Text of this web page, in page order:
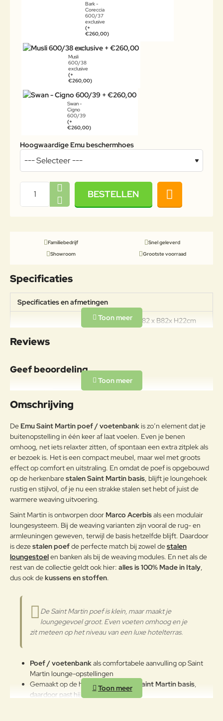
Bark -
Coreccia
600/37
exclusive
(+
€260,00)
Musli
600/38
exclusive
(+
€260,00)
Swan -
Cigno
600/39
(+
€260,00)
Hoogwaardige Emu beschermhoes
BESTELLEN
Familiebedrijf
Snel geleverd
Showroom
Grootste voorraad
Specificaties
Specificaties en afmetingen
Afmetingen: L82 x B82x H22cm
Om het product lange tijd in
uitstekende staat te houden, raden
door een grote vochtigheid of een
zeeklimaat worden gekenmerkt.
Het wordt aanbevolen om de
oppervlakken met een zachte doek
en met water of neutrale
reinigingsmiddelen te reinigen. De
langdurige en continue
temperaturen kunnen de originele
eigenschappen van de mooie
gekleurde polyestercoating
worden aangetast. We raden aan
om de producten wanneer ze
lange tijd niet gebruikt worden of
in de winter te reinigen en op een
stoel op te bergen, maak deze
gedurende de winter dan af en toe
schoon en behandel het aluminium
met autowax.
Reviews
Geef beoordeling
Uw naam:
g:
Note:HTML-code wordt niet vertaald!
Waardering:
Waarderin
g:
Slecht
Verder
Omschrijving
De Emu Saint Martin poef / voetenbankis zo’n element dat je
buitenopstelling in één keer af laat voelen. Even je benen
omhoog, net iets relaxter zitten, of spontaan een extra zitplek als
er bezoek is. Het is een compact meubel, maar wel met groots
effect op comfort en uitstraling. En omdat de poef is opgebouwd
op de herkenbarestalen Saint Martin basis, blijft je loungehoek
rustig en stijlvol, of je nu een strakke stalen set hebt of juist de
warmere weaving uitvoering.
Saint Martin is ontworpen door Marco Acerbisals een modulair
loungesysteem. Bij de weaving varianten zijn vooral de rug- en
armleuningen geweven, terwijl de basis hetzelfde blijft. Daardoor
is dezestalen poefde perfecte match bij zowel destalen
loungestoelen banken als bij de weaving modules. En net als de
rest van de collectie geldt ook hier: alles is 100% Made in Italy,
dus ook dekussens en stoffen.
De Saint Martin poef is klein, maar maakt je
loungegevoel groot. Even voeten omhoog en je
zit meteen op het niveau van een luxe hotelterras.
Poef / voetenbankals comfortabele aanvulling op Saint
Martin lounge-opstellingen
Gemaakt op de herkenbare
stalen Saint Martin basis,
daardoor past hij bij staal én weaving